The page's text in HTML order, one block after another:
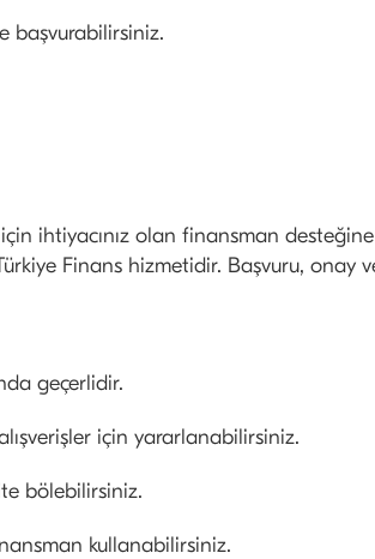
başvurabilirsiniz.
ihtiyacınız olan finansman
Finans hizmetidir. Başvuru, onay
geçerlidir.
için yararlanabilirsiniz.
bölebilirsiniz.
kullanabilirsiniz.